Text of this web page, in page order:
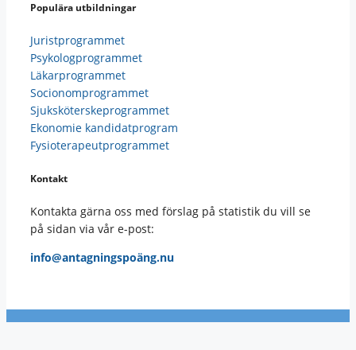
Populära utbildningar
Juristprogrammet
Psykologprogrammet
Läkarprogrammet
Socionomprogrammet
Sjuksköterskeprogrammet
Ekonomie kandidatprogram
Fysioterapeutprogrammet
Kontakt
Kontakta gärna oss med förslag på statistik du vill se
på sidan via vår e-post:
info@antagningspoäng.nu